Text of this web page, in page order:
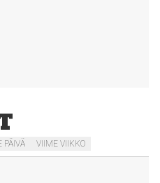
PÄIVÄ VIIME VIIKKO